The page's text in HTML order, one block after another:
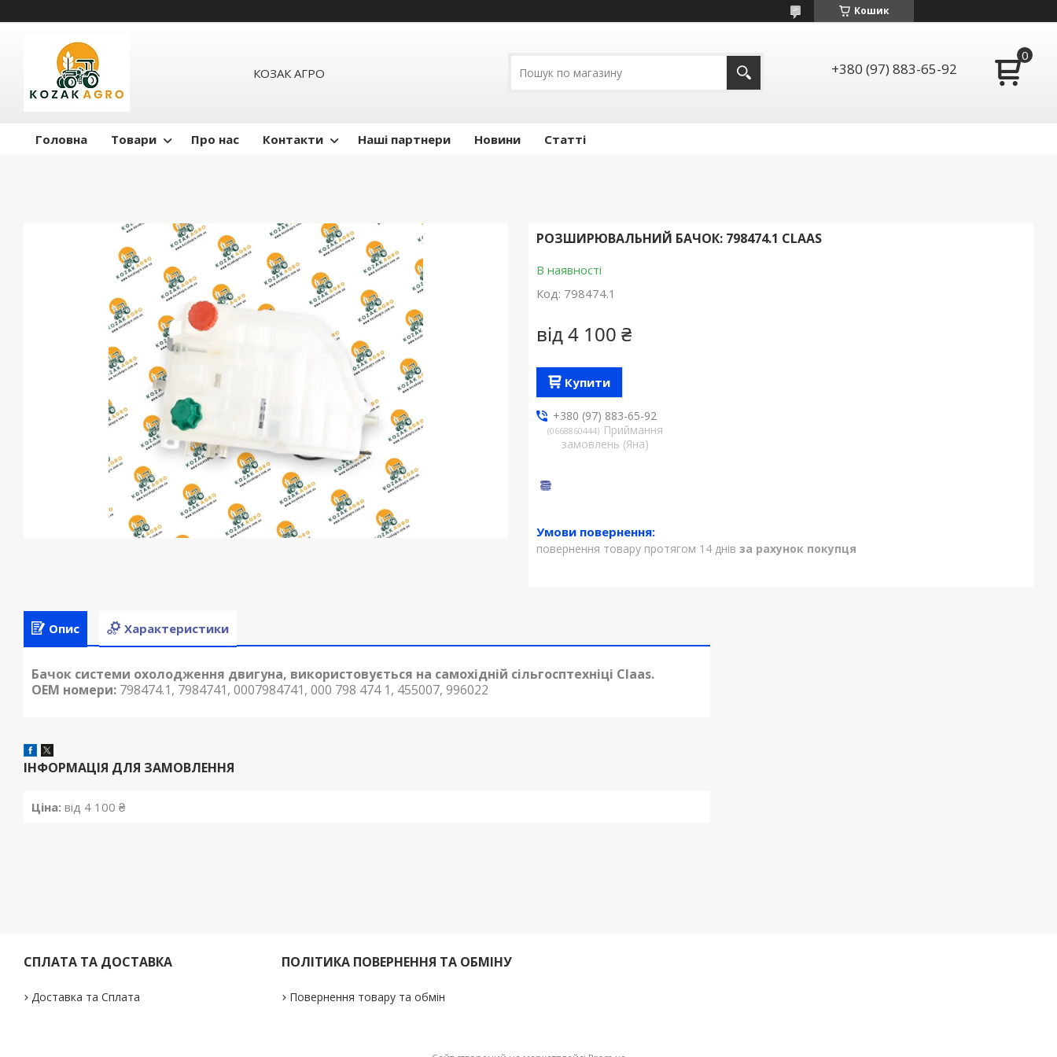
Кошик
КОЗАК АГРО +380 (97) 883-65-92
Головна Товари Про нас Контакти Наші партнери Новини Статті
РОЗШИРЮВАЛЬНИЙ БАЧОК: 798474.1 CLAAS
В наявності
Код: 798474.1
від4 100 ₴
Купити
+380 (97) 883-65-92
0668860444
Приймання
замовлень (Яна)
повернення товару протягом 14 днів за рахунок покупця
Опис Характеристики
Бачок системи охолодження двигуна, використовується на самохідній сільгосптехніці Claas.
ОЕМ номери: 798474.1, 7984741, 0007984741, 000 798 474 1, 455007, 996022
ІНФОРМАЦІЯ ДЛЯ ЗАМОВЛЕННЯ
Ціна: від 4 100 ₴
СПЛАТА ТА ДОСТАВКА
Доставка та Сплата
ПОЛІТИКА ПОВЕРНЕННЯ ТА ОБМІНУ
Повернення товару та обмін